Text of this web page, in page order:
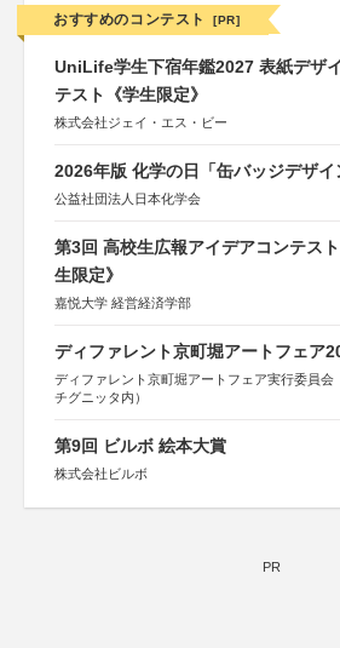
おすすめのコンテスト [PR]
UniLife学生下宿年鑑2027 表紙デザ
テスト《学生限定》
株式会社ジェイ・エス・ビー
2026年版 化学の日「缶バッジデザイ
公益社団法人日本化学会
第3回 高校生広報アイデアコンテス
生限定》
嘉悦大学 経営経済学部
ディファレント京町堀アートフェア
ディファレント京町堀アートフェア実行委員会
チグニッタ内）
第9回 ビルボ 絵本大賞
株式会社ビルボ
PR